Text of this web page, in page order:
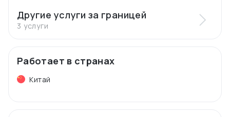
Другие услуги за границей
3 услуги
Работает в странах
Китай